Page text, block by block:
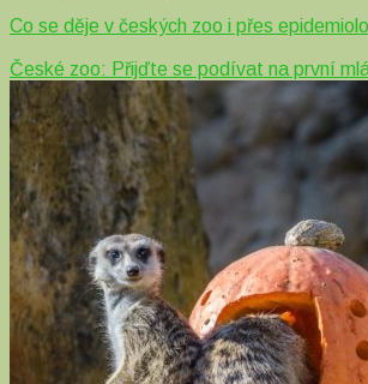
Co se děje v českých zoo i přes
České zoo: Přijďte se podívat na první